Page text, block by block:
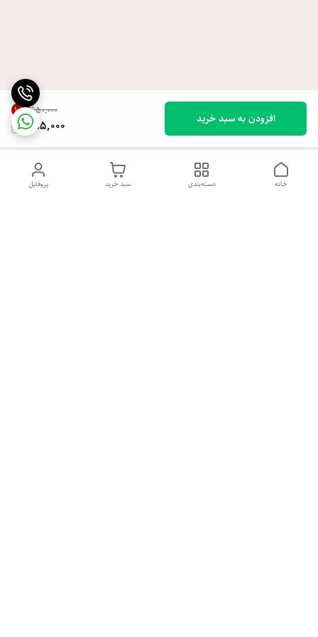
۶۵۰٬۰۰۰ 10%
585,000 افزودن به سبد خرید
پروفایل سبد خرید دسته‌بندی خانه